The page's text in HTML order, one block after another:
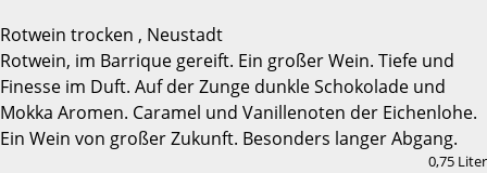
Rotwein trocken , Neustadt
Rotwein, im Barrique gereift. Ein großer Wein. Tiefe und
Finesse im Duft. Auf der Zunge dunkle Schokolade und
Mokka Aromen. Caramel und Vanillenoten der Eichenlohe.
Ein Wein von großer Zukunft. Besonders langer Abgang.
0,75 Liter